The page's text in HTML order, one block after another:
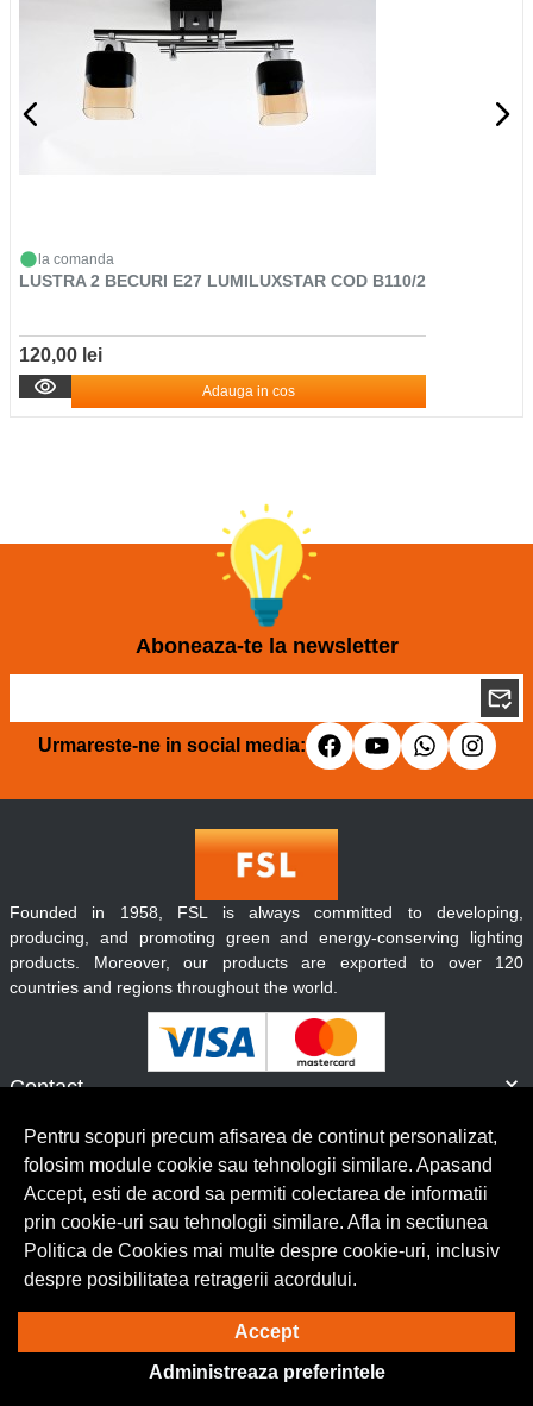
la comanda
LUSTRA 2 BECURI E27 LUMILUXSTAR COD B110/2
120,00 lei
Adauga in cos
Aboneaza-te la newsletter
Urmareste-ne in social media:
Contact
Servicii clienti
Founded in 1958, FSL is always committed to developing,
producing, and promoting green and energy-conserving lighting
products. Moreover, our products are exported to over 120
countries and regions throughout the world.
© Copyright 2026 Lumilux. Toate drepturile rezervate.
Solutie eCommercepowered by
BrowserID:
Pentru scopuri precum afisarea de continut personalizat,
folosim module cookie sau tehnologii similare. Apasand
Accept, esti de acord sa permiti colectarea de informatii
prin cookie-uri sau tehnologii similare. Afla in sectiunea
Politica de Cookies mai multe despre cookie-uri, inclusiv
despre posibilitatea retragerii acordului.
Accept
Administreaza preferintele